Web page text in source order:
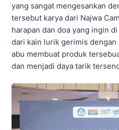
yang sangat mengesankan
tersebut karya dari Najwa
harapan dan doa yang ingin
dari kain lurik gerimis dengan
abu membuat produk
dan menjadi daya tarik